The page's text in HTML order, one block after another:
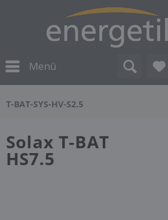
Menü
T-BAT-SYS-HV-S2.5
Solax T-BAT
HS7.5